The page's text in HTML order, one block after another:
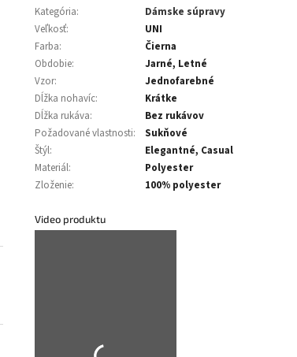
Kategória:
Dámske súpravy
Veľkosť:
UNI
Farba:
Čierna
Obdobie:
Jarné, Letné
Vzor:
Jednofarebné
Dĺžka nohavíc:
Krátke
Dĺžka rukáva:
Bez rukávov
Požadované vlastnosti:
Sukňové
Štýl:
Elegantné, Casual
Materiál:
Polyester
Zloženie: 100% polyester
Video produktu